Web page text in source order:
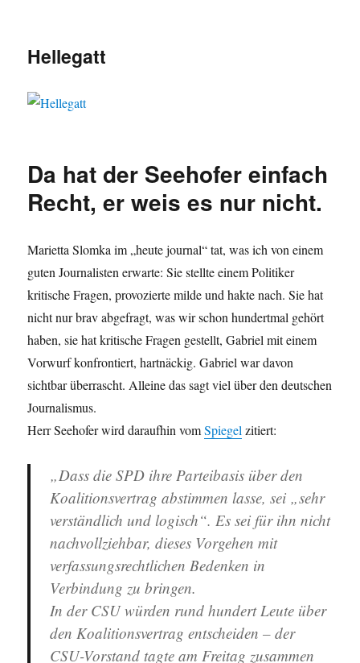
Hellegatt
Da hat der Seehofer einfach
Recht, er weis es nur nicht.
Marietta Slomka im „heute journal“ tat, was ich von einem
guten Journalisten erwarte: Sie stellte einem Politiker
kritische Fragen, provozierte milde und hakte nach. Sie hat
nicht nur brav abgefragt, was wir schon hundertmal gehört
haben, sie hat kritische Fragen gestellt, Gabriel mit einem
Vorwurf konfrontiert, hartnäckig. Gabriel war davon
sichtbar überrascht. Alleine das sagt viel über den deutschen
Journalismus.
Herr Seehofer wird daraufhin vomSpiegelzitiert:
„Dass die SPD ihre Parteibasis über den
Koalitionsvertrag abstimmen lasse, sei „sehr
verständlich und logisch“. Es sei für ihn nicht
nachvollziehbar, dieses Vorgehen mit
verfassungsrechtlichen Bedenken in
Verbindung zu bringen.
In der CSU würden rund hundert Leute über
den Koalitionsvertrag entscheiden – der
CSU-Vorstand tagte am Freitag zusammen